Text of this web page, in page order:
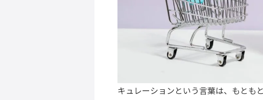
キュレーションという言葉は、もと